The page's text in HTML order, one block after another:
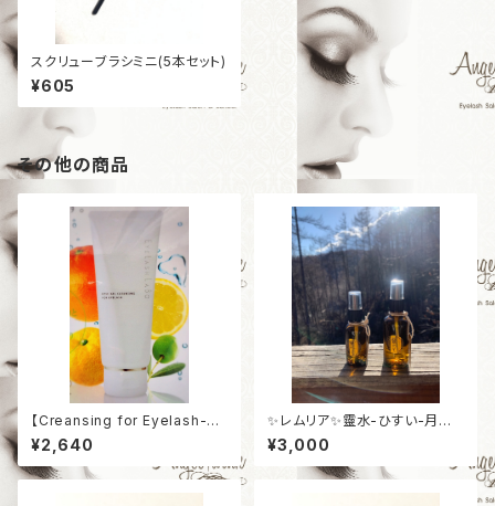
スクリューブラシミニ(5本セット)
¥605
その他の商品
【Creansing for Eyelash-ex
tensions】まつげエクステ専用
クレンジング
¥2,640
✨レムリア✨靈水-ひすい-月の
めぐりの浄化ミスト50ml
¥3,000